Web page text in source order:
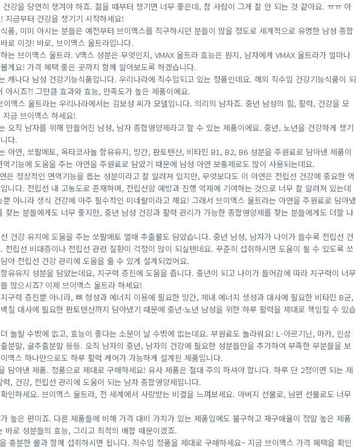
건강을 당연히 챙겨야 하죠. 젊을 때부터 챙기면 너무 좋은데, 참 사람이 그게 잘 안 되는 것 같아요. ㅠㅠ 아
지금부터 건강을 챙기기 시작하세요!
품, 이미 아시는 분들은 예전부터 브이맥스를 직구하시던 분들이 많을 정도로 세계적으로 유명한 남성 종합
로 이것! 바로, 브이맥스 울트라입니다.
는 브이맥스 울트라. V맥스 성분은 무엇인지, VMAX 울트라 효능은 뭔지, 남자에게 VMAX 울트라가 얼마나
게요! 가격 혜택 좋은 곳까지 함께 알아보도록 하겠습니다.
캐나다 남성 건강기능식품입니다. 우리나라에 직수입되고 있는 정품인데요. 해외 직수입 건강기능식품이 되
아시죠?! 그만큼 효과와 효능, 만족도가 높은 제품이에요.
이맥스 울트라는 우리나라에서는 김보성 씨가 모델입니다. 의리의 남자죠. 중년 남성의 힘, 활력, 건강을 모
금 브이맥스 하세요!
오직 남자를 위해 만들어진 남성, 남자 종합영양제라고 할 수 있는 제품이에요. 중년, 노년을 건강하게 챙기
다.
아연, 쏘팔메토, 옥타코사놀 함유유지, 망간, 판토텐산, 비타민 B1, B2, B6 성분을 주원료로 담아낸 제품이
역기능에 도움을 주는 아연을 주원료로 담았기 때문에 남성 아연 보충제로도 많이 사용되는데요.
은 정상적인 면역기능을 돕는 성분이라고 잘 알려져 있지만, 무엇보다도 이 아연은 전립선 건강에 중요한 역
니다. 전립선 내 고농도로 존재하며, 전립선암 예방과 진행 억제에 기여하는 것으로 너무 잘 알려져 있는데
아니라 생식 건강에 아주 필수적인 미네랄이라고 해요! 그래서 브이맥스 울트라는 아연을 주원료로 담아냈
찾는 분들에게도 너무 좋지만, 중년 남성 건강과 활력 관리가 가능한 종합영양제를 찾는 분들에게도 더할 나
건강 유지에 도움을 주는 쏘팔메토 열매 추출물도 담았습니다. 중년 남성, 남자가 나이가 들수록 전립선 건
전립선 비대증이나 전립선 관련 질환이 걱정이 많이 되실텐데요. 꾸준히 섭취하시면 도움이 될 수 있도록 쏘
아 전립선 건강 관리에 도움을 줄 수 있게 설계되었어요.
유유지 성분을 담았는데요, 지구력 증진에 도움을 줍니다. 중년이 되고 나이가 들어감에 따라 지구력이 너무
많으시죠? 이제 브이맥스 울트라 하세요!
구력 증진뿐 아니라, 뼈 형성과 에너지 이용에 필요한 망간, 체내 에너지 생성과 대사에 필요한 비타민 B군,
백질 대사에 필요한 판토텐산까지 담아냈기 때문에 중년·노년 남성을 위한 하루 활력을 제대로 책임질 수 있습
놀랄 수밖에 없고, 효능이 좋다는 소문이 날 수밖에 없는데요. 부원료도 놀라워요! L-아르기닌, 마카, 인삼
분말, 굴추출분말 등등. 오직 남자의 중년, 남자의 건강에 필요한 성분들만을 추가하여 부족한 부분들을 보
맥스 하나만으로도 하루 활력 케어가 가능하게 설계된 제품입니다.
담아낸 제품. 정품으로 제대로 구매하세요! 유사 제품은 절대 주의 하셔야 합니다. 하루 단 2정이면 되는 제
, 건강, 전립선 관리에 도움이 되는 남자 종합영양제입니다.
인하세요. 브이맥스 울트라, 전 세계에서 사랑받는 비결을 느껴보세요. 아버지 선물로, 남편 선물로도 너무
높은 편이죠. 다른 제품들에 비해 가격 대비 가치가 있는 제품임에도 불구하고 재구매율이 정말 높은 제품
바로 성분들의 효능, 그리고 최적의 배합 때문이겠죠.
충분한 물과 함께 섭취하시면 됩니다. 직수입 정품을 제대로 구매하세요~ 지금 브이맥스 가격 혜택을 확인